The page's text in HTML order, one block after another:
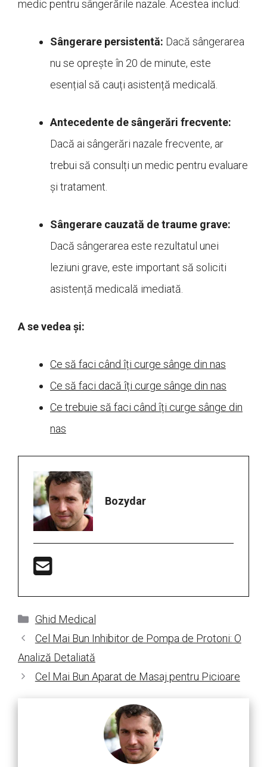
medic pentru sângerările nazale. Acestea includ:
Sângerare persistentă: Dacă sângerarea
nu se oprește în 20 de minute, este
esențial să cauți asistență medicală.
Antecedente de sângerări frecvente:
Dacă ai sângerări nazale frecvente, ar
trebui să consulți un medic pentru evaluare
și tratament.
Sângerare cauzată de traume grave:
Dacă sângerarea este rezultatul unei
leziuni grave, este important să soliciti
asistență medicală imediată.
A se vedea și:
Ce să faci când îți curge sânge din nas
Ce să faci dacă îți curge sânge din nas
Ce trebuie să faci când îți curge sânge din
nas
Bozydar
Categorii
Ghid Medical
Cel Mai Bun Inhibitor de Pompa de Protoni: O
Analiză Detaliată
Cel Mai Bun Aparat de Masaj pentru Picioare